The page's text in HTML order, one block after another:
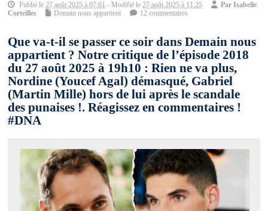
Publié le27 août 2025 à 07:01 - Modifié le27 août 2025 à 11:25 ParIsabelle
Corteilles
Demain nous appartient 12 commentaires
Que va-t-il se passer ce soir dans Demain nous
appartient ? Notre critique de l’épisode 2018
du 27 août 2025 à 19h10 : Rien ne va plus,
Nordine (Youcef Agal) démasqué, Gabriel
(Martin Mille) hors de lui après le scandale
des punaises !. Réagissez en commentaires !
#DNA